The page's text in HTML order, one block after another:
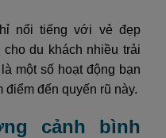
nổi tiếng với vẻ đẹp
du khách nhiều trải
một số hoạt động bạn
điểm đến quyến rũ này.
cảnh bình